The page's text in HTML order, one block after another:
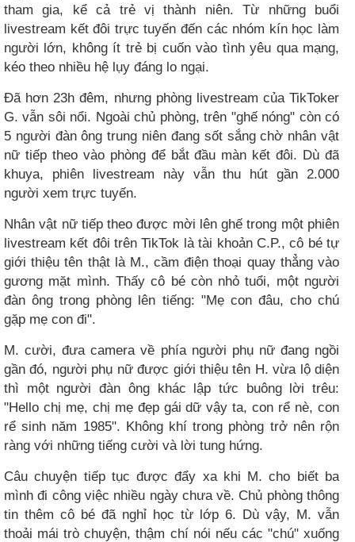
tham gia, kể cả trẻ vị thành niên. Từ những buổi
livestream kết đôi trực tuyến đến các nhóm kín học làm
người lớn, không ít trẻ bị cuốn vào tình yêu qua mạng,
kéo theo nhiều hệ lụy đáng lo ngại.
Đã hơn 23h đêm, nhưng phòng livestream của TikToker
G. vẫn sôi nổi. Ngoài chủ phòng, trên "ghế nóng" còn có
5 người đàn ông trung niên đang sốt sắng chờ nhân vật
nữ tiếp theo vào phòng để bắt đầu màn kết đôi. Dù đã
khuya, phiên livestream này vẫn thu hút gần 2.000
người xem trực tuyến.
Nhân vật nữ tiếp theo được mời lên ghế trong một phiên
livestream kết đôi trên TikTok là tài khoản C.P., cô bé tự
giới thiệu tên thật là M., cầm điện thoại quay thẳng vào
gương mặt mình. Thấy cô bé còn nhỏ tuổi, một người
đàn ông trong phòng lên tiếng: "Mẹ con đâu, cho chú
gặp mẹ con đi".
M. cười, đưa camera về phía người phụ nữ đang ngồi
gần đó, người phụ nữ được giới thiệu tên H. vừa lộ diện
thì một người đàn ông khác lập tức buông lời trêu:
"Hello chị mẹ, chị mẹ đẹp gái dữ vậy ta, con rể nè, con
rể sinh năm 1985". Không khí trong phòng trở nên rộn
ràng với những tiếng cười và lời tung hứng.
Câu chuyện tiếp tục được đẩy xa khi M. cho biết ba
mình đi công việc nhiều ngày chưa về. Chủ phòng thông
tin thêm cô bé đã nghỉ học từ lớp 6. Dù vậy, M. vẫn
thoải mái trò chuyện, thậm chí nói nếu các "chú" xuống